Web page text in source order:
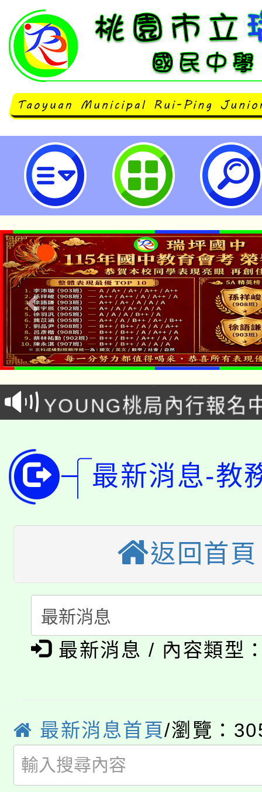
臺北市立大學辦理「跨年級混齡教
研習（社會及自然科學領域工作坊
坪國民中學
「本色祭」8/29、30在
場熱烈登場!
8/21下午1時於龍潭區
徵才活動。
YOUNG桃局內行報名
8月14至27日，桃園電
開!
115年桃園市運動會8/
田徑場及游泳池舉行。
桃園市低收入戶享有免
半價優惠，詳情可洽有
者。
份教師增能研習
大溪自造教育及科技
淨零綠生活教案入校路
會
115年食農教育專業人
程
「本色祭」8/29、30在
場熱烈登場!
8/21下午1時於龍潭區
局官網。
8月14至27日，桃園電
開!
115年桃園市運動會8/
田徑場及游泳池舉行。
桃園市低收入戶享有免
最新消息-教
返回首頁
最新消息 / 內容類型
最新消息首頁/瀏覽：